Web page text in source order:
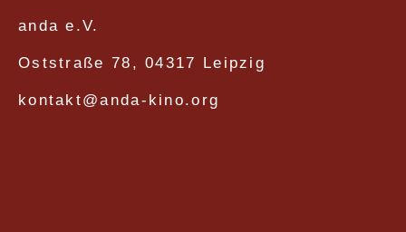
anda e.V.
Oststraße 78, 04317 Leipzig
kontakt@anda-kino.org